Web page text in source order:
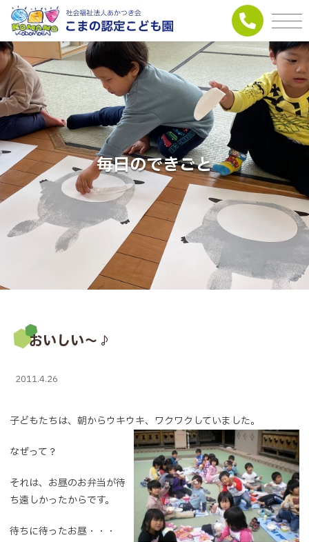
毎日のできごと
おいしい～♪
2011.4.26
子どもたちは、朝からウキウキ、ワクワクしていました。
なぜって？
それは、お昼のお弁当が待
ち遠しかったからです。
待ちに待ったお昼・・・